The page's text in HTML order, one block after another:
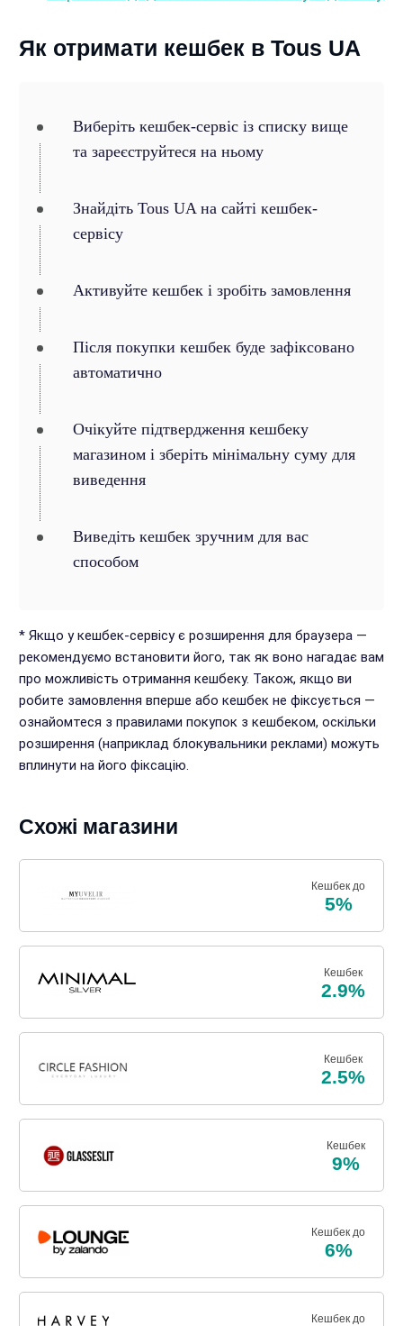
Як отримати кешбек в Tous UA
Виберіть кешбек-сервіс із списку вище
та зареєструйтеся на ньому
Знайдіть Tous UA на сайті кешбек-
сервісу
Активуйте кешбек і зробіть замовлення
Після покупки кешбек буде зафіксовано
автоматично
Очікуйте підтвердження кешбеку
магазином і зберіть мінімальну суму для
виведення
Виведіть кешбек зручним для вас
способом
* Якщо у кешбек-сервісу є розширення для браузера —
рекомендуємо встановити його, так як воно нагадає вам
про можливість отримання кешбеку. Також, якщо ви
робите замовлення вперше або кешбек не фіксується —
ознайомтеся з правилами покупок з кешбеком, оскільки
розширення (наприклад блокувальники реклами) можуть
вплинути на його фіксацію.
Схожі магазини
Кешбек до
5%
Кешбек
2.9%
Кешбек
2.5%
Кешбек
9%
Кешбек до
6%
Кешбек до